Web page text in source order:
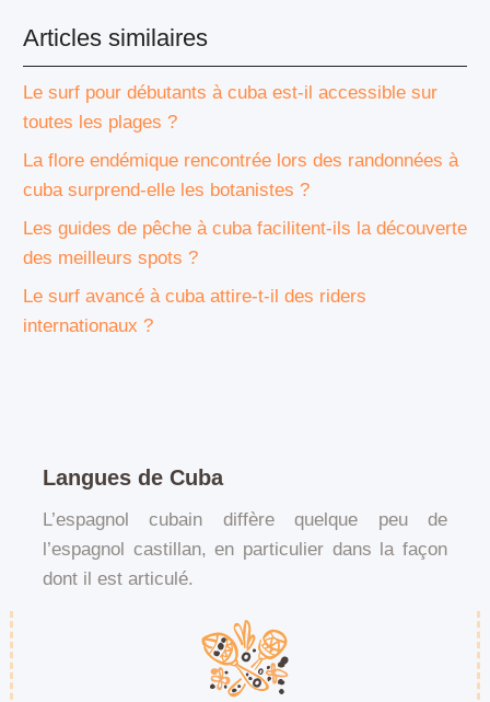
Articles similaires
Le surf pour débutants à cuba est-il accessible sur
toutes les plages ?
La flore endémique rencontrée lors des randonnées à
cuba surprend-elle les botanistes ?
Les guides de pêche à cuba facilitent-ils la découverte
des meilleurs spots ?
Le surf avancé à cuba attire-t-il des riders
internationaux ?
Langues de Cuba
L’espagnol cubain diffère quelque peu de
l’espagnol castillan, en particulier dans la façon
dont il est articulé.